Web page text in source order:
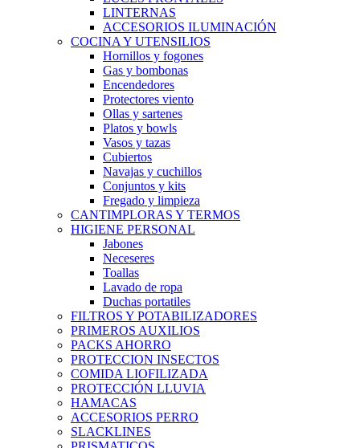
LINTERNAS
ACCESORIOS ILUMINACIÓN
COCINA Y UTENSILIOS
Hornillos y fogones
Gas y bombonas
Encendedores
Protectores viento
Ollas y sartenes
Platos y bowls
Vasos y tazas
Cubiertos
Navajas y cuchillos
Conjuntos y kits
Fregado y limpieza
CANTIMPLORAS Y TERMOS
HIGIENE PERSONAL
Jabones
Neceseres
Toallas
Lavado de ropa
Duchas portatiles
FILTROS Y POTABILIZADORES
PRIMEROS AUXILIOS
PACKS AHORRO
PROTECCION INSECTOS
COMIDA LIOFILIZADA
PROTECCIÓN LLUVIA
HAMACAS
ACCESORIOS PERRO
SLACKLINES